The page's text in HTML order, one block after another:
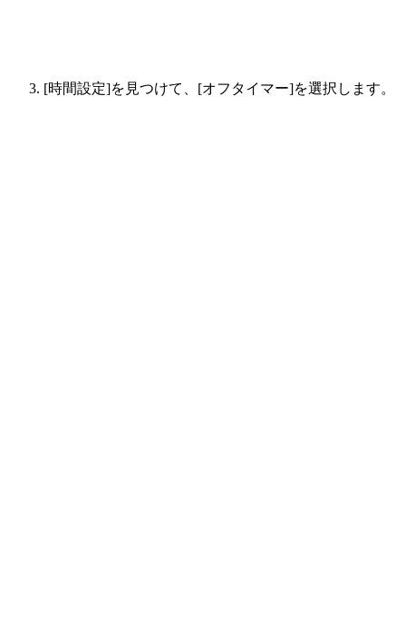
[時間設定]を見つけて、[オフタイマー]を選択します。